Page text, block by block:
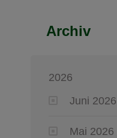
Archiv
2026
Juni 2026
Mai 2026